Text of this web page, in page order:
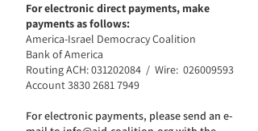
For electronic direct payments, make
payments as follows:
America-Israel Democracy Coalition
Bank of America
Routing ACH:031202084 / Wire: 026009593
Account3830 2681 7949
For electronic payments, please send an e-